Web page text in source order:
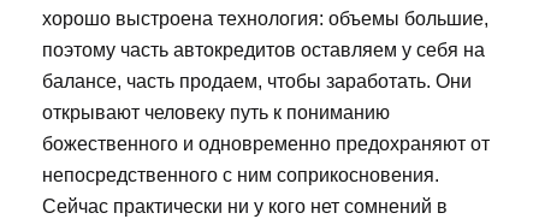
хорошо выстроена технология: объемы большие,
поэтому часть автокредитов оставляем у себя на
балансе, часть продаем, чтобы заработать. Они
открывают человеку путь к пониманию
божественного и одновременно предохраняют от
непосредственного с ним соприкосновения.
Сейчас практически ни у кого нет сомнений в